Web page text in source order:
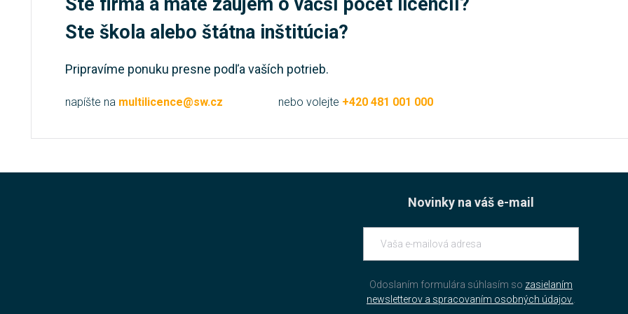
Ste škola alebo štátna inštitúcia?
Pripravíme ponuku presne podľa vaších potrieb.
napíšte na multilicence@sw.cz nebo volejte +420 481 001 000
Novinky na váš e-mail
Odoslaním formulára súhlasím so zasielaním
newsletterov a spracovaním osobných údajov..